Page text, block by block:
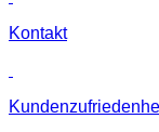
Kontakt